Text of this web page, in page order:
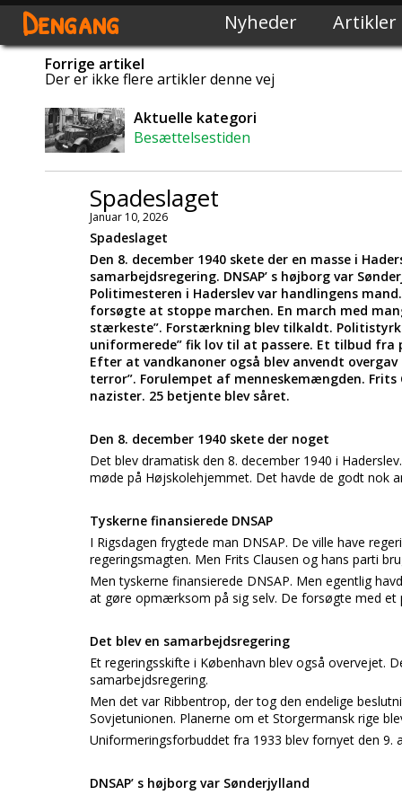
Dengang Nyheder Artikler
Forrige artikel
Der er ikke flere artikler denne vej
Aktuelle kategori
Besættelsestiden
Spadeslaget
Januar 10, 2026
Spadeslaget
Den 8. december 1940 skete der en masse i
samarbejdsregering. DNSAP’ s højborg var
Politimesteren i Haderslev var handlingens
forsøgte at stoppe marchen. En march med
stærkeste”. Forstærkning blev tilkaldt.
uniformerede” fik lov til at passere. Et tilbud
Efter at vandkanoner også blev anvendt
terror”. Forulempet af menneskemængden.
nazister. 25 betjente blev såret.
Den 8. december 1940 skete der noget
Det blev dramatisk den 8. december 1940 i
møde på Højskolehjemmet. Det havde de godt nok
Tyskerne finansierede DNSAP
I Rigsdagen frygtede man DNSAP. De ville have
regeringsmagten. Men Frits Clausen og hans parti
Men tyskerne finansierede DNSAP. Men egentlig
at gøre opmærksom på sig selv. De forsøgte med et
Det blev en samarbejdsregering
Et regeringsskifte i København blev også overvejet.
samarbejdsregering.
Men det var Ribbentrop, der tog den endelige
Sovjetunionen. Planerne om et Storgermansk rige
Uniformeringsforbuddet fra 1933 blev fornyet den 9.
DNSAP’ s højborg var Sønderjylland